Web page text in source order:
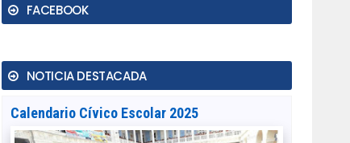
FACEBOOK
NOTICIA DESTACADA
Calendario Cívico Escolar 2025